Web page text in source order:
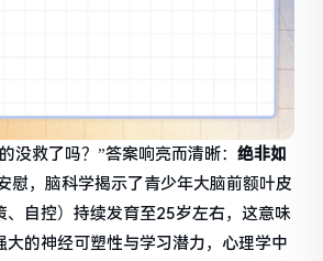
没救了吗？”答案响亮而清晰：绝非如
慰，脑科学揭示了青少年大脑前额叶皮
、自控）持续发育至25岁左右，这意味
大的神经可塑性与学习潜力，心理学中